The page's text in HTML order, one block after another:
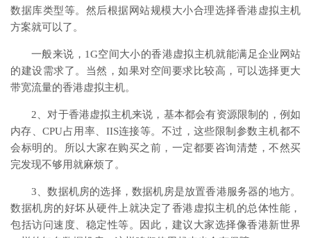
数据库类型等。然后根据网站规模大小合理选择香港虚拟主机
方案就可以了。
一般来说，1G空间大小的香港虚拟主机就能满足企业网站
的建设需求了。当然，如果对空间要求比较高，可以选择更大
带宽流量的香港虚拟主机。
2、对于香港虚拟主机来说，基本都会有资源限制的，例如
内存、CPU占用率、IIS连接等。不过，这些限制参数主机都不
会标明的。所以大家在购买之前，一定都要咨询清楚，不然买
完发现不够用就麻烦了。
3、数据机房的选择，数据机房是放置香港服务器的地方。
数据机房的好坏从硬件上就决定了香港虚拟主机的总体性能，
包括访问速度、稳定性等。因此，建议大家选择像香港新世界